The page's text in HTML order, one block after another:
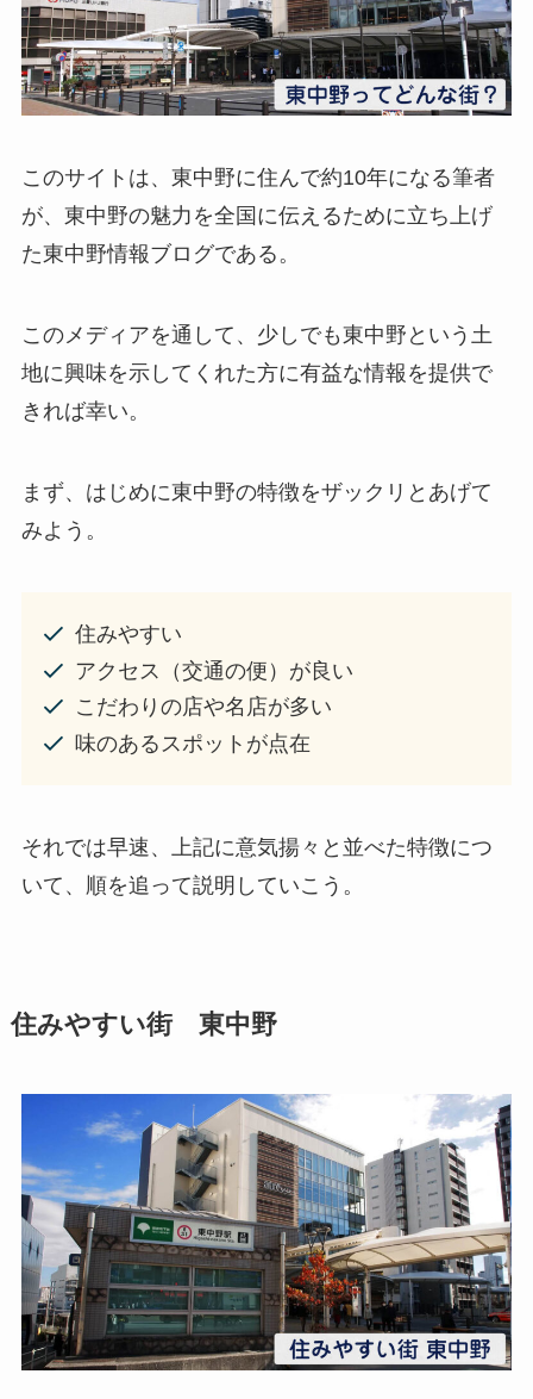
このサイトは、東中野に住んで約10年になる筆者
が、東中野の魅力を全国に伝えるために立ち上げ
た東中野情報ブログである。
このメディアを通して、少しでも東中野という土
地に興味を示してくれた方に有益な情報を提供で
きれば幸い。
まず、はじめに東中野の特徴をザックリとあげて
みよう。
住みやすい
アクセス（交通の便）が良い
こだわりの店や名店が多い
味のあるスポットが点在
それでは早速、上記に意気揚々と並べた特徴につ
いて、順を追って説明していこう。
住みやすい街 東中野